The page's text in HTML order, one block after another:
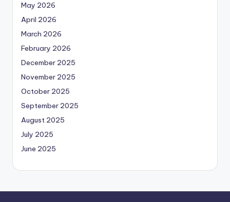
May 2026
April 2026
March 2026
February 2026
December 2025
November 2025
October 2025
September 2025
August 2025
July 2025
June 2025